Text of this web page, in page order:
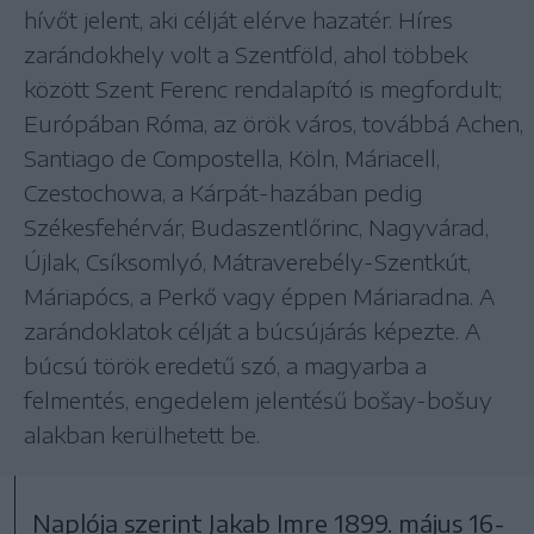
hívőt jelent, aki célját elérve hazatér. Híres
zarándokhely volt a Szentföld, ahol többek
között Szent Ferenc rendalapító is megfordult;
Európában Róma, az örök város, továbbá Achen,
Santiago de Compostella, Köln, Máriacell,
Czestochowa, a Kárpát-hazában pedig
Székesfehérvár, Budaszentlőrinc, Nagyvárad,
Újlak, Csíksomlyó, Mátraverebély-Szentkút,
Máriapócs, a Perkő vagy éppen Máriaradna. A
zarándoklatok célját a búcsújárás képezte. A
búcsú török eredetű szó, a magyarba a
felmentés, engedelem jelentésű bošay-bošuy
alakban kerülhetett be.
Naplója szerint Jakab Imre 1899. május 16-